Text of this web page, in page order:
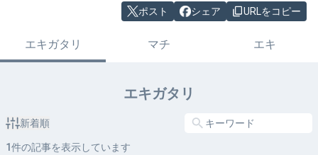
ポスト シェア URLをコピー
エキガタリ マチ エキ
エキガタリ
新着順
1件の記事を表示しています